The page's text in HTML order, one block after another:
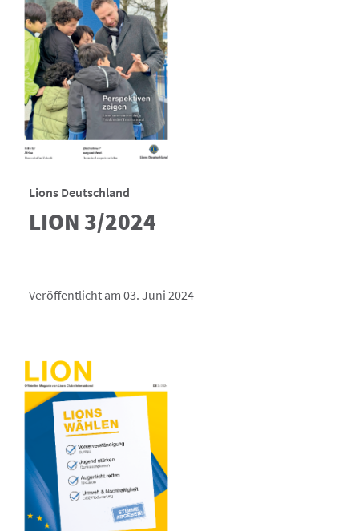
Lions Deutschland
LION 3/2024
Veröffentlicht am 03. Juni 2024